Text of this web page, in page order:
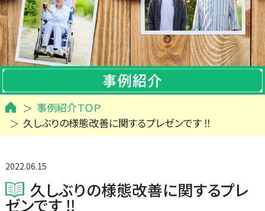
事例紹介ＴＯＰ
久しぶりの様態改善に関するプレゼンです ‼
2022.06.15
久しぶりの様態改善に関するプレ
ゼンです ‼